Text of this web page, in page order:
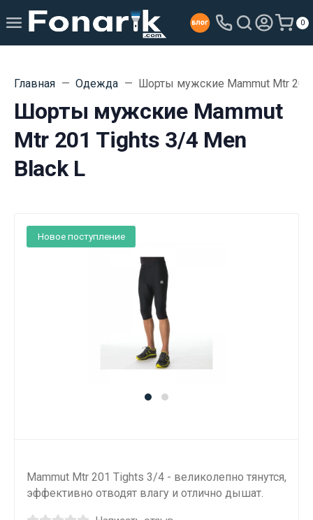
0
Главная Одежда Шорты мужские Mammut Mtr
Шорты мужские Mammut
Mtr 201 Tights 3/4 Men
Black L
Новое поступление
Mammut Mtr 201 Tights 3/4 - великолепно тянутся,
эффективно отводят влагу и отлично дышат.